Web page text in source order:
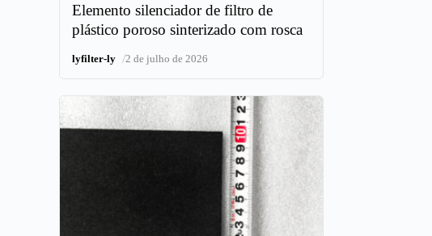
Elemento silenciador de filtro de
plástico poroso sinterizado com rosca
lyfilter-ly /2 de julho de 2026